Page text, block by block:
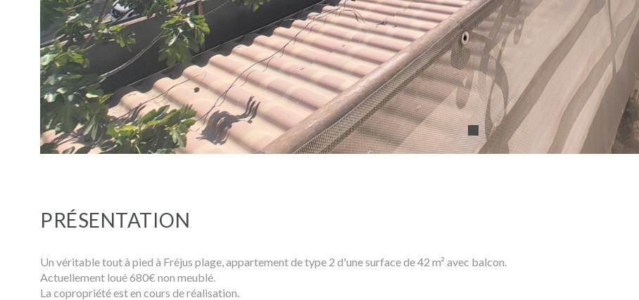
PRÉSENTATION
Un véritable tout à pied à Fréjus plage, appartement de type 2 d'une surface de 42 m² avec balcon.
Actuellement loué 680€ non meublé.
La copropriété est en cours de réalisation.